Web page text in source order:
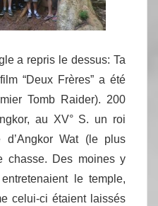
a repris le dessus: Ta
“Deux Frères” a été
Tomb Raider). 200
au XV° S. un roi
d’Angkor Wat (le plus
chasse. Des moines y
le temple,
celui-ci étaient laissés